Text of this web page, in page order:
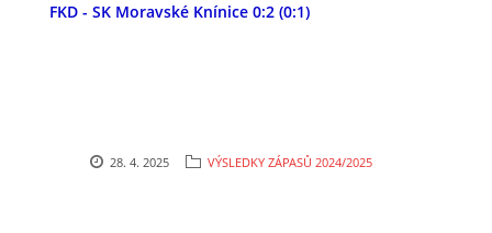
FKD - SK Moravské Knínice 0:2 (0:1)
28. 4. 2025 VÝSLEDKY ZÁPASŮ 2024/2025